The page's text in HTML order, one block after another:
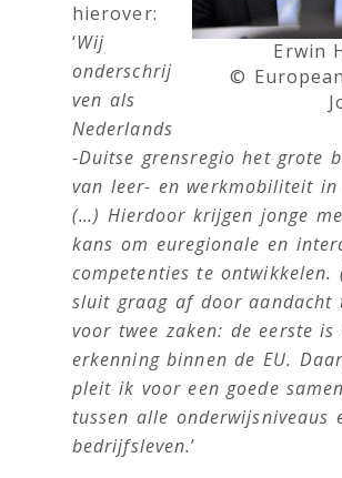
Erwin
©
hierover:
‘Wij
onderschrij
ven als
Nederlands
-Duitse grensregio het grote
van leer- en werkmobiliteit in
(…) Hierdoor krijgen jonge
kans om euregionale en
competenties te ontwikkelen.
sluit graag af door aandacht
voor twee zaken: de eerste
erkenning binnen de EU.
pleit ik voor een goede
tussen alle onderwijsniveaus
bedrijfsleven.’